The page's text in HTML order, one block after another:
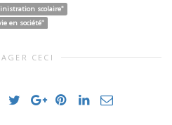
scolaire"
en société"
CECI